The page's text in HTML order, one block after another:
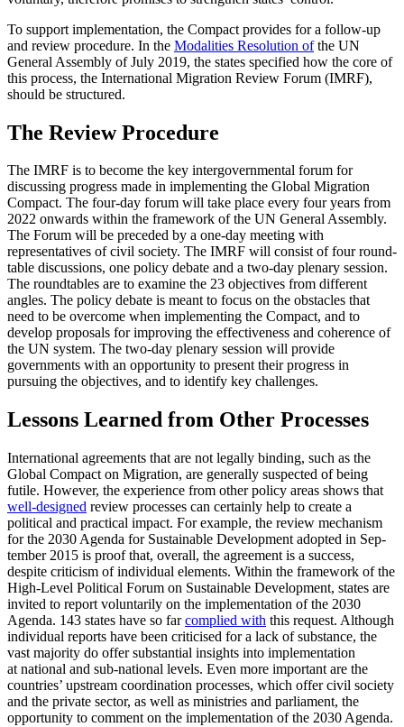
To support implementation, the Compact provides for a follow-up
and review procedure. In the Modalities Resolution ofthe UN
General Assembly of July 2019, the states specified how the core of
this process, the International Migration Review Forum (IMRF),
should be structured.
The Review Procedure
The IMRF is to become the key intergovern­mental forum for
discussing progress made in implementing the Global Migration
Com­pact. The four-day forum will take place every four years from
2022 onwards within the framework of the UN General Assembly.
The Forum will be preceded by a one-day meeting with
representatives ofcivil society. The IMRF will consist of four round­
table discussions, one policy debate and a two-day plenary session.
The roundtables are to examine the 23 objectives from dif­ferent
angles. The policy debate is meant to focus on the obstacles that
need to be over­come when implementing the Compact, and to
develop proposals for improving the effectiveness and coherence of
the UN system. The two-day plenary session will provide
governments with an opportunity to present their progress in
pursuing the objectives, and to identify key challenges.
Lessons Learned from Other Processes
International agreements that are not legally binding, such as the
Global Compact on Migration, are generally suspected of being
futile. However, the experience from otherpolicy areas shows that
well-designed review processes can certainly help to create a
political and practical impact. Forexample, the review mechanism
for the 2030 Agenda for Sustainable Development adopted in Sep­
tember 2015 is proof that, overall, the agreement is a success,
despite criticism of individual elements. Within the framework of the
High-Level Political Forum on Sus­tain­able Development, states are
invited to report voluntarily on the implementation of the 2030
Agenda. 143 states have so farcomplied with this request. Although
indi­vidual reports have been criticised for a lack of substance, the
vast majority do offer substantial insights into implementation
at national and sub-national levels. Even more important are the
countries’ upstream coordination processes, which offer civil so­ciety
and the private sector, as well as minis­tries and parliament, the
opportunity to comment on the implementation of the 2030 Agenda.